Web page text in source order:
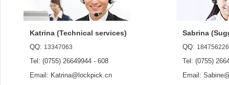
Katrina (Technical services)
QQ: 13347063
Tel: (0755) 26649944 - 608
Email: Katrina@lockpick.cn
Sabrina
QQ: 184756226
Tel: (0755)
Email: